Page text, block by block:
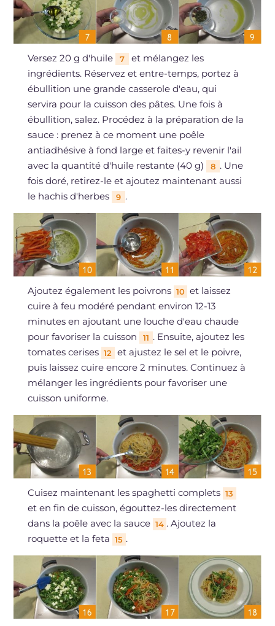
Versez 20 g d'huile 7
et mélangez les
ingrédients. Réservez et entre-temps, portez à
ébullition une grande casserole d'eau, qui
servira pour la cuisson des pâtes. Une fois à
ébullition, salez. Procédez à la préparation de la
sauce : prenez à ce moment une poêle
antiadhésive à fond large et faites-y revenir l'ail
avec la quantité d'huile restante (40 g)
8 . Une
fois doré, retirez-le et ajoutez maintenant aussi
le hachis d'herbes
9 .
Ajoutez également les poivrons 10 et laissez
cuire à feu modéré pendant environ 12-13
minutes en ajoutant une louche d'eau chaude
pour favoriser la cuisson
11 . Ensuite, ajoutez les
tomates cerises 12
et ajustez le sel et le poivre,
puis laissez cuire encore 2 minutes. Continuez à
mélanger les ingrédients pour favoriser une
cuisson uniforme.
Cuisez maintenant les spaghetti complets 13
et en fin de cuisson, égouttez-les directement
dans la poêle avec la sauce 14 . Ajoutez la
roquette et la feta 15 .